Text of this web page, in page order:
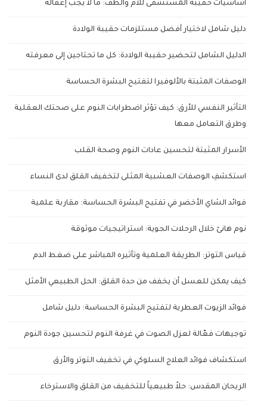
أساسيات حقيبة المستشفى للأم والطف: ما لا يجب إغفاله
دليل شامل لاختيار أفضل مستلزمات حقيبة الولادة
الدليل الشامل لتحضير حقيبة الولادة: كل ما تحتاجين إلى معرفته
الوصفات المثبتة بالألوفيرا لتفتيح البشرة الحساسة
التأثير النفسي للأرق: كيف تؤثر اضطرابات النوم على صحتك العقلية
وطرق التعامل معها
الأسرار المثبتة لتحسين عادات النوم وصحة القلب
استكشفِ الوصفات العشبية المثلى لتخفيف القلق لدى النساء
فوائد الشاي الأخضر في تفتيح البشرة الحساسة: مقاربة علمية
نوم هانئ خلال الرحلات الجوية: استراتيجيات موثوقة
قياس التوتر: الطريقة العلمية وتأثيره المباشر على ضغط الدم
كيف يمكن للعسل أن يخفف من حدة القلق: الحل الطبيعي الأمثل
فوائد الزيوت العطرية لتفتيح البشرة الحساسة: دليل شامل
توجيهات فعّالة لعزل الصوت في غرفة النوم لتحسين جودة النوم
استكشاف فوائد العلاج السلوكي في تخفيف التوتر والأرق
الريحان المقدس: حلاً طبيعياً للتخفيف من القلق والاسترخاء